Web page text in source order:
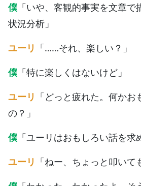
僕 「いや、客観的事実を文章
状況分析」
ユーリ 「……それ、楽しい？」
僕 「特に楽しくはないけど」
ユーリ 「どっと疲れた。何か
の？」
僕 「ユーリはおもしろい話を求
ユーリ 「ねー、ちょっと叩いて